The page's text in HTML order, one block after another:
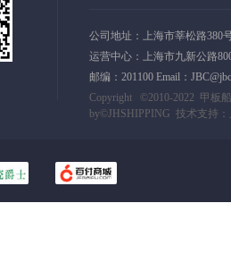
公司地址：上海市莘松路380
运营中心：上海市九新公路
邮编：201100 Email：
Copyright ©2010-2022 甲板
by©JHSHIPPING 技术支持：